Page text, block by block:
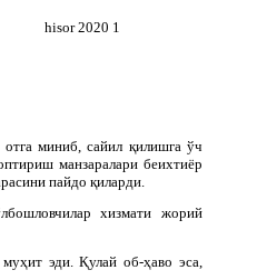
миниб, сайил қилишга ўч
манзаралари беихтиёр
пайдо қиларди.
хизмати жорий
эди. Қулай об-ҳаво эса,